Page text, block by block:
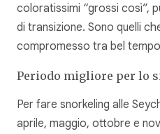
coloratissimi “grossi così”,
di transizione. Sono quelli
compromesso tra bel
Periodo migliore per lo
Per fare snorkeling alle
aprile, maggio, ottobre e